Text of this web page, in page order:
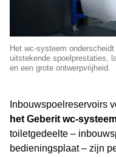
Het wc-systeem
uitstekende spoelprestaties,
en een grote ontwerpvrijheid.
Inbouwspoelreservoirs
het Geberit wc-
toiletgedeelte –
bedieningsplaat – zijn